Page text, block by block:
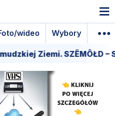
wideo Wybory
Ziemi. SZËMÔŁD –